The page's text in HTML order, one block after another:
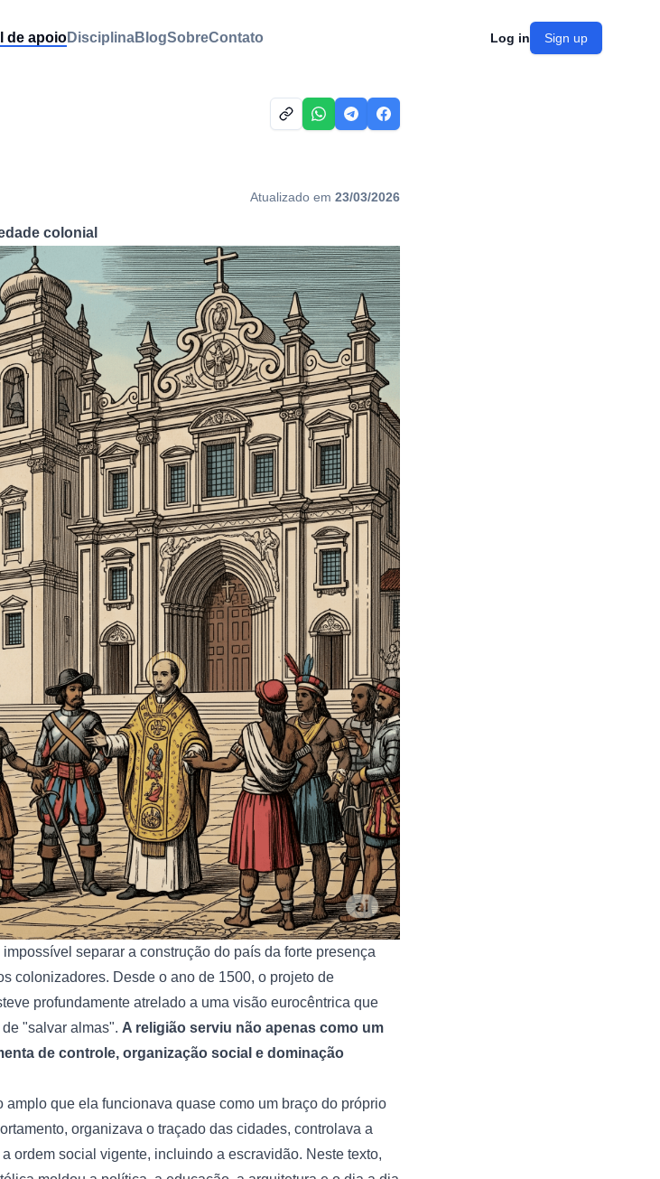
de apoioDisciplinaBlogSobreContato Log in Sign up
Atualizado em 23/03/2026
colonial
separar a construção do país da forte presença
colonizadores. Desde o ano de 1500, o projeto de
profundamente atrelado a uma visão eurocêntrica que
"salvar almas". A religião serviu não apenas como um
de controle, organização social e dominação
que ela funcionava quase como um braço do próprio
organizava o traçado das cidades, controlava a
ordem social vigente, incluindo a escravidão. Neste texto,